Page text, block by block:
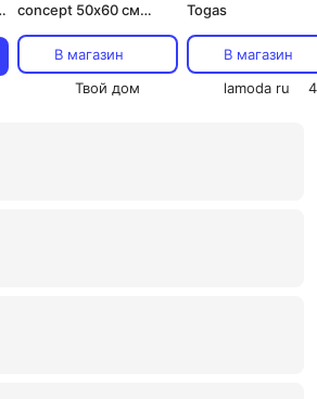
concept 50х60 см
В магазин
Твой дом
Togas
В магазин
lamoda ru